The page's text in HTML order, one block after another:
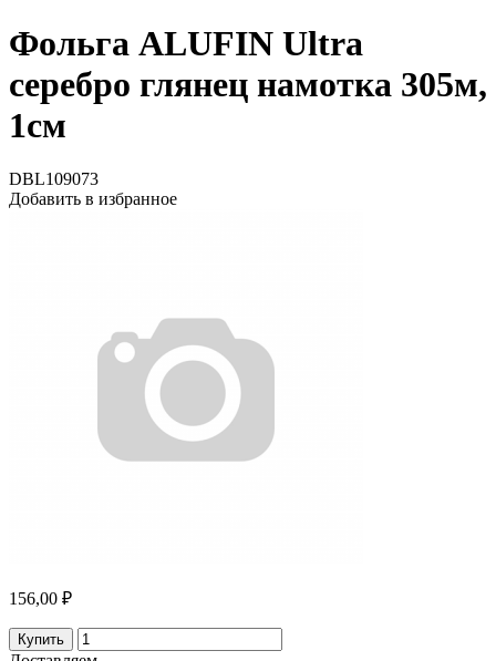
Фольга ALUFIN Ultra
серебро глянец намотка 305м,
1см
DBL109073
Добавить в избранное
156,00 ₽
Купить